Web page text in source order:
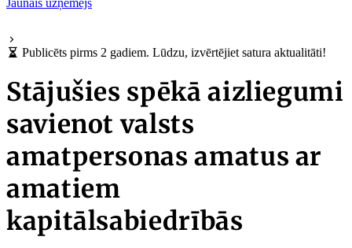
Jaunais uzņēmējs
Publicēts pirms 2 gadiem. Lūdzu, izvērtējiet satura aktualitāti!
Stājušies spēkā aizliegumi
savienot valsts
amatpersonas amatus ar
amatiem
kapitālsabiedrībās